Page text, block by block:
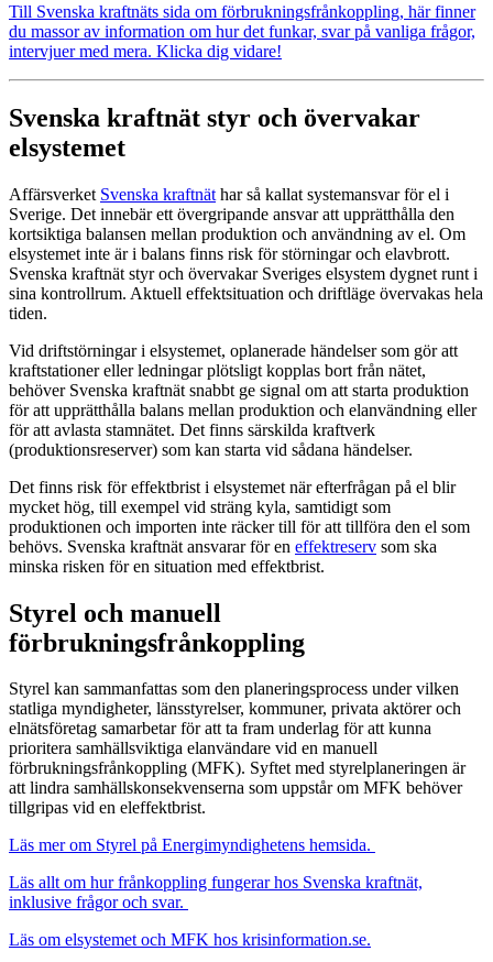
Till Svenska kraftnäts sida om förbrukningsfrånkoppling, här finner
du massor av information om hur det funkar, svar på vanliga frågor,
intervjuer med mera. Klicka dig vidare!
Svenska kraftnät styr och övervakar
elsystemet
Affärsverket Svenska kraftnät har så kallat systemansvar för el i
Sverige. Det innebär ett övergripande ansvar att upprätthålla den
kortsiktiga balansen mellan produktion och användning av el. Om
elsystemet inte är i balans finns risk för störningar och elavbrott.
Svenska kraftnät styr och övervakar Sveriges elsystem dygnet runt i
sina kontrollrum. Aktuell effektsituation och driftläge övervakas hela
tiden.
Vid driftstörningar i elsystemet, oplanerade händelser som gör att
kraftstationer eller ledningar plötsligt kopplas bort från nätet,
behöver Svenska kraftnät snabbt ge signal om att starta produktion
för att upprätthålla balans mellan produktion och elanvändning eller
för att avlasta stamnätet. Det finns särskilda kraftverk
(produktionsreserver) som kan starta vid sådana händelser.
Det finns risk för effektbrist i elsystemet när efterfrågan på el blir
mycket hög, till exempel vid sträng kyla, samtidigt som
produktionen och importen inte räcker till för att tillföra den el som
behövs. Svenska kraftnät ansvarar för en effektreserv som ska
minska risken för en situation med effektbrist.
Styrel och manuell
förbrukningsfrånkoppling
Styrel kan sammanfattas som den planeringsprocess under vilken
statliga myndigheter, länsstyrelser, kommuner, privata aktörer och
elnätsföretag samarbetar för att ta fram underlag för att kunna
prioritera samhällsviktiga elanvändare vid en manuell
förbrukningsfrånkoppling (MFK). Syftet med styrelplaneringen är
att lindra samhällskonsekvenserna som uppstår om MFK behöver
tillgripas vid en eleffektbrist.
Läs mer om Styrel på Energimyndighetens hemsida.
Läs allt om hur frånkoppling fungerar hos Svenska kraftnät,
inklusive frågor och svar.
Läs om elsystemet och MFK hos krisinformation.se.